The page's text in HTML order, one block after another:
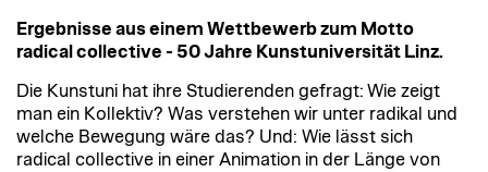
Ergebnisse aus einem Wettbewerb zum Motto
radical collective - 50 Jahre Kunstuniversität Linz.
Die Kunstuni hat ihre Studierenden gefragt: Wie zeigt
man ein Kollektiv? Was verstehen wir unter radikal und
welche Bewegung wäre das? Und: Wie lässt sich
radical collective in einer Animation in der Länge von